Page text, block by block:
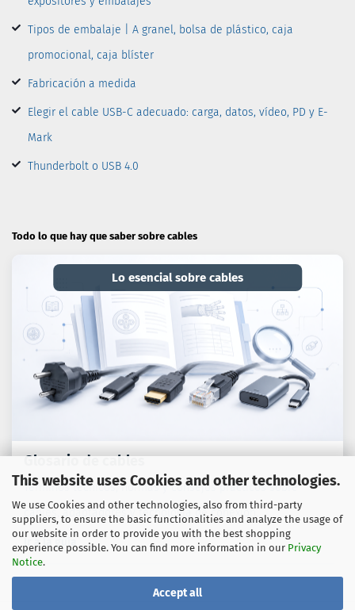
This website uses Cookies and other technologies.
We use Cookies and other technologies, also from third-party
suppliers, to ensure the basic functionalities and analyze the usage of
our website in order to provide you with the best shopping
experience possible. You can find more information in our Privacy
Notice.
Accept all
Tipos de embalaje | A granel, bolsa de plástico, caja
promocional, caja blíster
Fabricación a medida
Elegir el cable USB-C adecuado: carga, datos, vídeo, PD y E-
Mark
Thunderbolt o USB 4.0
Todo lo que hay que saber sobre cables
Lo esencial sobre cables
Glosario de cables
Términos técnicos, normas y consejos prácticos sobre
cables, adaptadores y tecnología de conexión.
Ir a la guía